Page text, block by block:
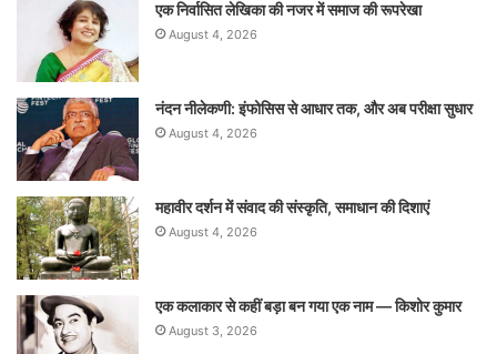
एक निर्वासित लेखिका की नजर में समाज की रूपरेखा
August 4, 2026
नंदन नीलेकणी: इंफोसिस से आधार तक, और अब परीक्षा सुधार
August 4, 2026
महावीर दर्शन में संवाद की संस्कृति, समाधान की दिशाएं
August 4, 2026
एक कलाकार से कहीं बड़ा बन गया एक नाम — किशोर कुमार
August 3, 2026